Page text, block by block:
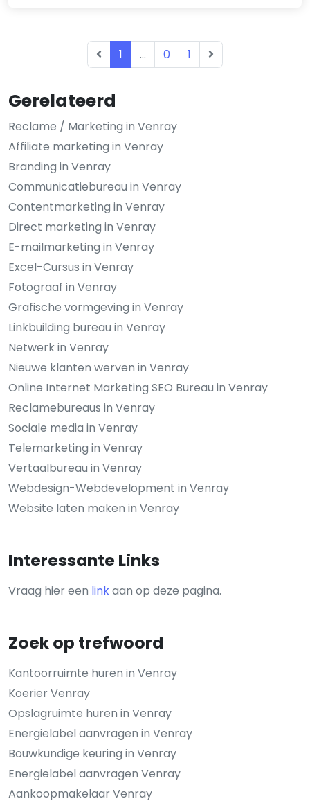
Gerelateerd
Reclame / Marketing in Venray
Affiliate marketing in Venray
Branding in Venray
Communicatiebureau in Venray
Contentmarketing in Venray
Direct marketing in Venray
E-mailmarketing in Venray
Excel-Cursus in Venray
Fotograaf in Venray
Grafische vormgeving in Venray
Linkbuilding bureau in Venray
Netwerk in Venray
Nieuwe klanten werven in Venray
Online Internet Marketing SEO Bureau in Venray
Reclamebureaus in Venray
Sociale media in Venray
Telemarketing in Venray
Vertaalbureau in Venray
Webdesign-Webdevelopment in Venray
Website laten maken in Venray
Interessante Links
Vraag hier een linkaan op deze pagina.
Zoek op trefwoord
Kantoorruimte huren in Venray
Koerier Venray
Opslagruimte huren in Venray
Energielabel aanvragen in Venray
Bouwkundige keuring in Venray
Energielabel aanvragen Venray
Aankoopmakelaar Venray
1 ... 0 1